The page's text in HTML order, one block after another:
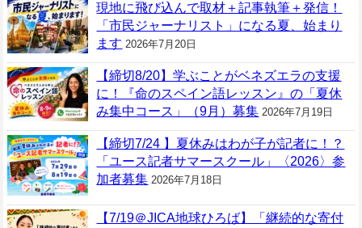
現地に飛び込んで取材＋記事執筆＋発信！
「市民ジャーナリスト」になる夏、始まり
ます 2026年7月20日
【締切8/20】学ぶことがベネズエラの支援
に！『命のスペイン語レッスン』の「夏休
み集中コース」（9月）募集 2026年7月19日
【締切7/24 】夏休みはわが子が記者に！？
「ユース記者サマースクール」〈2026〉参
加者募集 2026年7月18日
【7/19＠JICA地球ひろば】「継続的な寄付